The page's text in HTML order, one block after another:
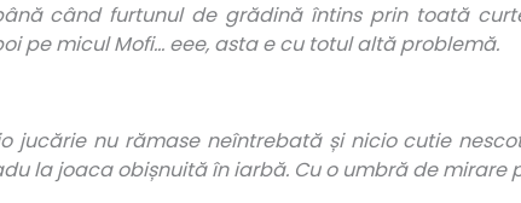
când furtunul de grădină întins prin toată
pe micul Mofi… eee, asta e cu totul altă problemă.
jucărie nu rămase neîntrebată și nicio cutie
la joaca obișnuită în iarbă. Cu o umbră de